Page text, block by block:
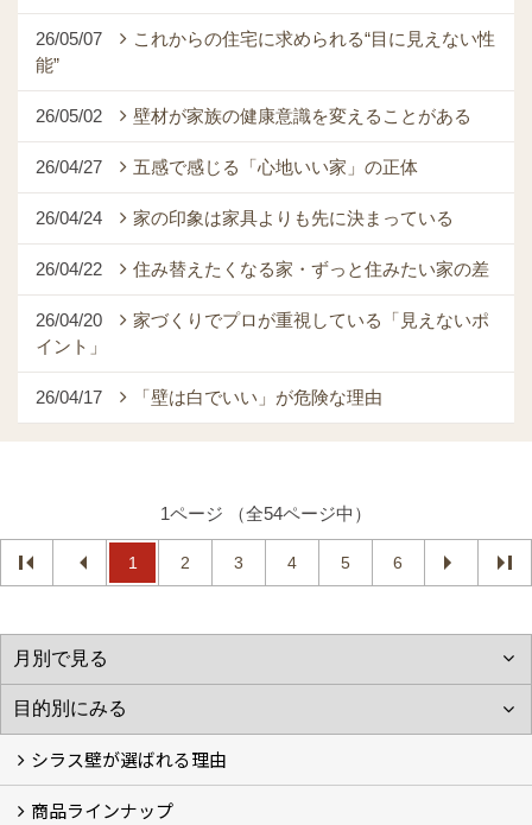
26/05/07
これからの住宅に求められる“目に見えない性
能”
26/05/02 壁材が家族の健康意識を変えることがある
26/04/27 五感で感じる「心地いい家」の正体
26/04/24 家の印象は家具よりも先に決まっている
26/04/22 住み替えたくなる家・ずっと住みたい家の差
26/04/20
家づくりでプロが重視している「見えないポ
イント」
26/04/17 「壁は白でいい」が危険な理由
1ページ （全54ページ中）
1 2 3 4 5 6
シラス壁が選ばれる理由
シラスストーリー
こだわり
シラス壁の驚くべき性能
商品ラインナップ